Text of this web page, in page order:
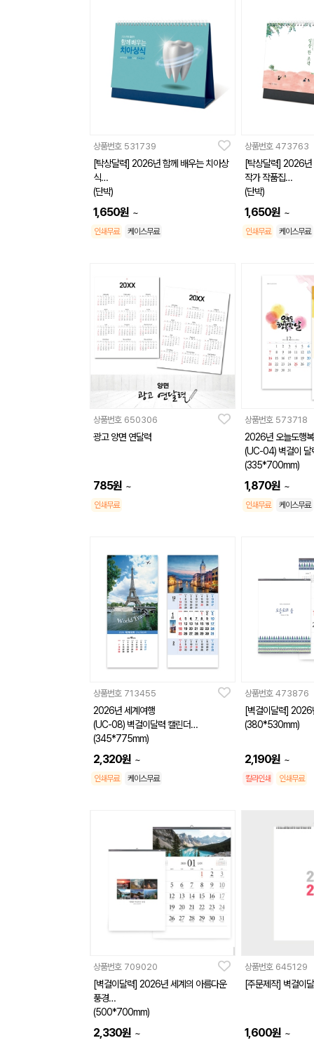
상품번호 531739
[탁상달력] 2026년 함께 배우는 치아상
식
(단박)
(260*190mm)
1,650원 ~
인쇄무료 케이스무료
상품번호 473763
[탁상달력] 2026년
작가 작품집
(단박)
(260*190mm)
1,650원 ~
인쇄무료 케이스무료
상품번호 650306
광고 양면 연달력
785원 ~
인쇄무료
상품번호 573718
2026년 오늘도행
(UC-04) 벽걸이 달
(335*700mm)
1,870원 ~
인쇄무료 케이스무료
상품번호 713455
2026년 세계여행
(UC-08) 벽걸이달력 캘린더
(345*775mm)
2,320원 ~
인쇄무료 케이스무료
상품번호 473876
[벽걸이달력] 2026
(380*530mm)
2,190원 ~
칼라인쇄 인쇄무료
상품번호 709020
[벽걸이달력] 2026년 세계의 아름다운
풍경
(500*700mm)
2,330원 ~
상품번호 645129
[주문제작] 벽걸이
1,600원 ~